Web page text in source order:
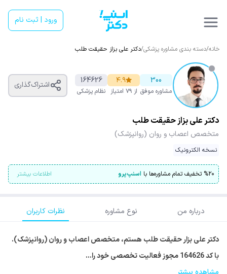
ورود | ثبت نام
خانه/دسته بندی مشاوره پزشکی/دکتر علی بزاز حقیقت طلب
300
مشاوره موفق
۴.۹
از ۷۹ امتیاز
164626
نظام پزشکی
اشتراک‌گذاری
دکتر علی بزاز حقیقت طلب
متخصص اعصاب و روان (روانپزشک)
نسخه الکترونیک
%۲۰ تخفیف تمام مشاوره‌ها با اسنپ‌پرو اطلاعات بیشتر
درباره من نوع مشاوره نظرات کاربران
دکتر علی بزار حقیقت طلب هستم، متخصص اعصاب و روان (روانپزشک).
با کد 164626 مجوز فعالیت تخصصی خود را…